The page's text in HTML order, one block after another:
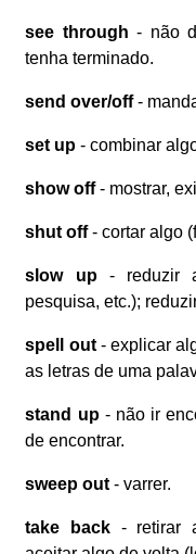
see through - não
tenha terminado.
send over/off-
set up- combinar
show off- mostrar,
shut off- cortar algo
slow up - reduzir
pesquisa, etc.);
spell out - explicar
as letras de uma
stand up - não ir
de encontrar.
sweep out- varrer.
take back - retirar